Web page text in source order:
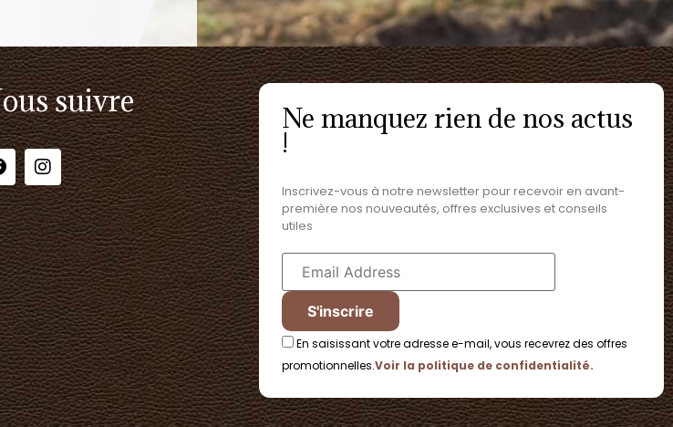
suivre Ne manquez rien de nos actus
!
Inscrivez-vous à notre newsletter pour recevoir en avant-
première nos nouveautés, offres exclusives et conseils
utiles
En saisissant votre adresse e-mail, vous recevrez des offres
promotionnelles.Voir la politique de confidentialité.